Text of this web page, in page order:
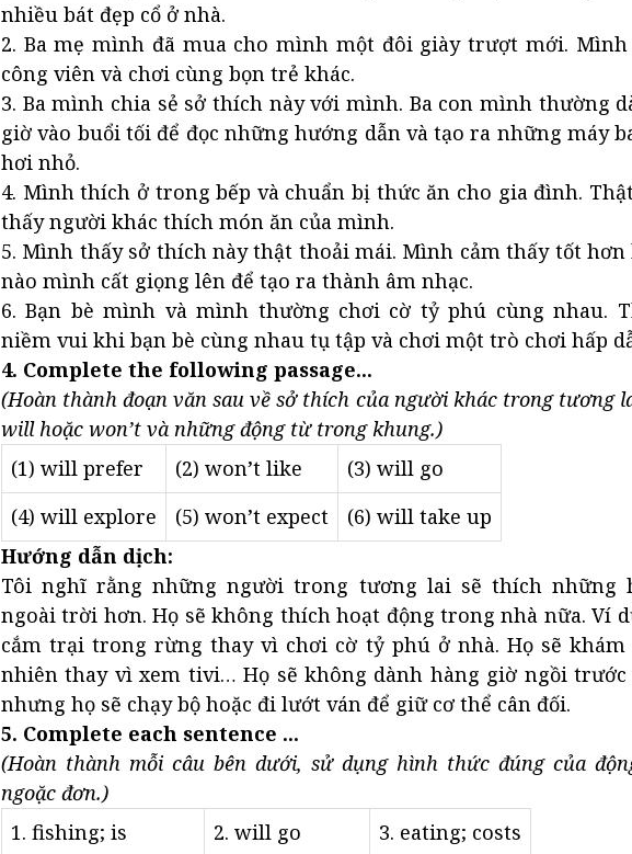
nhiều bát đẹp cổ ở nhà.
2. Ba mẹ mình đã mua cho mình một đôi giày trượt mới.
công viên và chơi cùng bọn trẻ khác.
3. Ba mình chia sẻ sở thích này với mình. Ba con mình thường
giờ vào buổi tối để đọc những hướng dẫn và tạo ra những máy
hơi nhỏ.
4. Mình thích ở trong bếp và chuẩn bị thức ăn cho gia đình.
thấy người khác thích món ăn của mình.
5. Mình thấy sở thích này thật thoải mái. Mình cảm thấy tốt
nào mình cất giọng lên để tạo ra thành âm nhạc.
6. Bạn bè mình và mình thường chơi cờ tỷ phú cùng nhau.
niềm vui khi bạn bè cùng nhau tụ tập và chơi một trò chơi hấp
4. Complete the following passage...
(Hoàn thành đoạn văn sau về sở thích của người khác trong tương
will hoặc won’t và những động từ trong khung.)
(1) will prefer
(2) won’t like
(3) will go
(4) will explore
(5) won’t expect
(6) will take up
Hướng dẫn dịch:
Tôi nghĩ rằng những người trong tương lai sẽ thích những
ngoài trời hơn. Họ sẽ không thích hoạt động trong nhà nữa. Ví
cắm trại trong rừng thay vì chơi cờ tỷ phú ở nhà. Họ sẽ
nhiên thay vì xem tivi… Họ sẽ không dành hàng giờ ngồi
nhưng họ sẽ chạy bộ hoặc đi lướt ván để giữ cơ thể cân đối.
5. Complete each sentence ...
(Hoàn thành mỗi câu bên dưới, sử dụng hình thức đúng của
ngoặc đơn.)
1. fishing; is
2. will go 3. eating; costs